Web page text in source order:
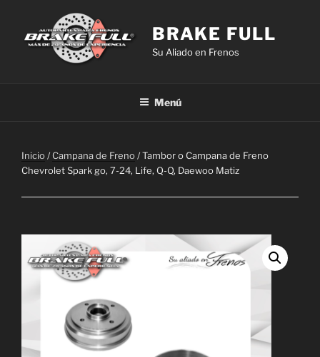
contenido
BRAKE FULL
Su Aliado en Frenos
Menú
Inicio/Campana de Freno/ Tambor o Campana de Freno
Chevrolet Spark go, 7-24, Life, Q-Q, Daewoo Matiz